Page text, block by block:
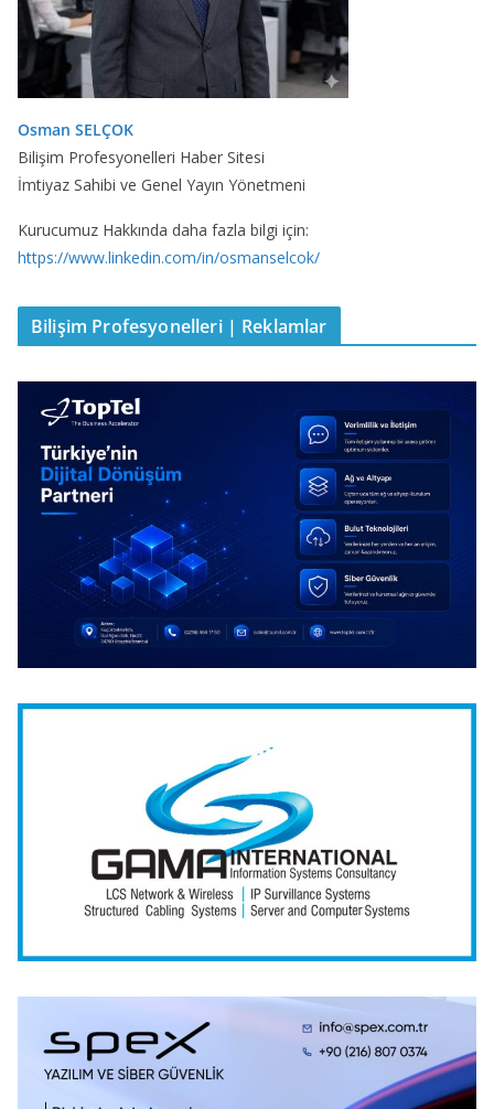
Osman SELÇOK
Bilişim Profesyonelleri Haber Sitesi
İmtiyaz Sahibi ve Genel Yayın Yönetmeni
Kurucumuz Hakkında daha fazla bilgi için:
https://www.linkedin.com/in/osmanselcok/
Bilişim Profesyonelleri | Reklamlar